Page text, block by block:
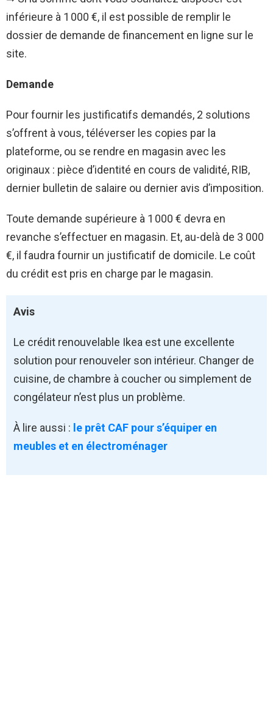
inférieure à 1 000 €, il est possible de remplir le
dossier de demande de financement en ligne sur le
site.
Demande
Pour fournir les justificatifs demandés, 2 solutions
s’offrent à vous, téléverser les copies par la
plateforme, ou se rendre en magasin avec les
originaux : pièce d’identité en cours de validité, RIB,
dernier bulletin de salaire ou dernier avis d’imposition.
Toute demande supérieure à 1 000 € devra en
revanche s’effectuer en magasin. Et, au-delà de 3 000
€, il faudra fournir un justificatif de domicile. Le coût
du crédit est pris en charge par le magasin.
Avis
Le crédit renouvelable Ikea est une excellente
solution pour renouveler son intérieur. Changer de
cuisine, de chambre à coucher ou simplement de
congélateur n’est plus un problème.
À lire aussi : le prêt CAF pour s’équiper en
meubles et en électroménager